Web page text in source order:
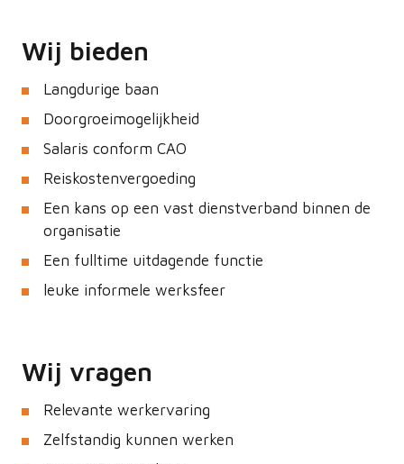
Wij bieden
Langdurige baan
Doorgroeimogelijkheid
Salaris conform CAO
Reiskostenvergoeding
Een kans op een vast dienstverband binnen de
organisatie
Een fulltime uitdagende functie
leuke informele werksfeer
Wij vragen
Relevante werkervaring
Zelfstandig kunnen werken